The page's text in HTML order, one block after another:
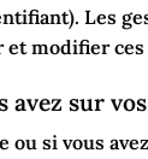
Les
et modifier
avez sur
ou si vous